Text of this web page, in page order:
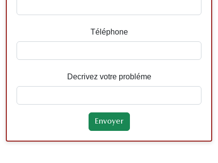
Téléphone
Decrivez votre probléme